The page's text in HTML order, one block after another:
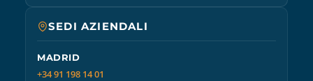
SEDI AZIENDALI
MADRID
+34 91 198 14 01